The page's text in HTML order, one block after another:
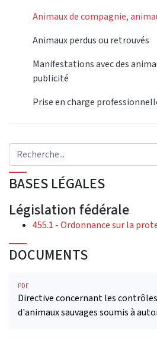
Animaux de compagnie,
Animaux perdus ou retrouvés
Manifestations avec des
publicité
Prise en charge
BASES LÉGALES
Législation fédérale
455.1 - Ordonnance sur la
DOCUMENTS
PDF
Directive concernant les
d'animaux sauvages soumis à